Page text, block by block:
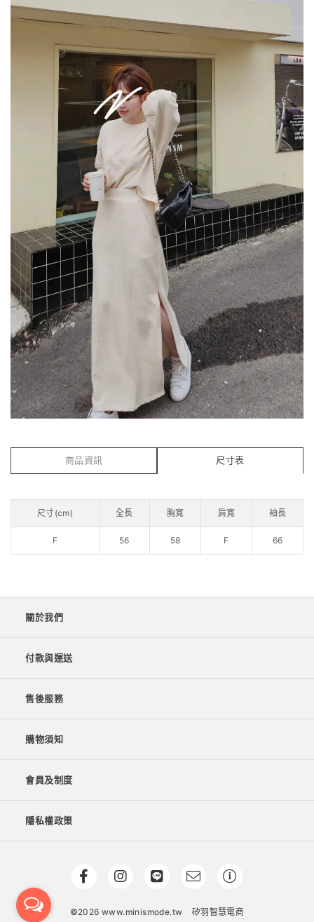
商品資訊 尺寸表
尺寸(cm) 全長 胸寬 肩寬 袖長
F 56 58 F 66
關於我們
付款與運送
售後服務
購物須知
會員及制度
隱私權政策
©2026 www.minismode.tw 矽羽智慧電商